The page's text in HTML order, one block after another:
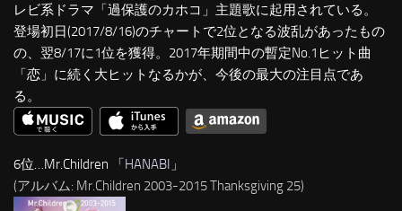
レビ系ドラマ「過保護のカホコ」主題歌に起用されている。
登場初日(2017/8/16)のチャートで2位となる波乱があったもの
の、翌8/17に1位を獲得。2017年期間中の暫定No.1ヒット曲
「恋」に続く大ヒットなるかが、今後の最大の注目点であ
る。
6位…Mr.Children 「HANABI 」
(アルバム: Mr.Children 2003-2015 Thanksgiving 25)